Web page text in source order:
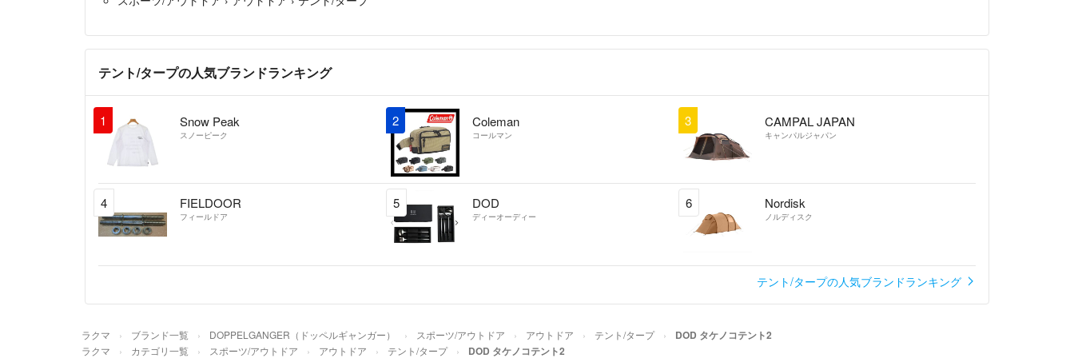
テント/タープの人気ブランドランキング
1 Snow Peak
スノーピーク
2 Coleman
コールマン
3 CAMPAL JAPAN
キャンパルジャパン
4 FIELDOOR
フィールドア
5 DOD
ディーオーディー
6 Nordisk
ノルディスク
テント/タープの人気ブランドランキング
ラクマ ブランド一覧 DOPPELGANGER（ドッペルギャンガー） スポーツ/アウトドア アウトドア テント/タープ DOD タケノコテント2
ラクマ カテゴリ一覧 スポーツ/アウトドア アウトドア テント/タープ DOD タケノコテント2